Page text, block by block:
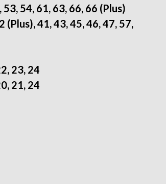
54, 61, 63, 66, 66 (Plus)
(Plus), 41, 43, 45, 46, 47, 57,
23, 24
21, 24